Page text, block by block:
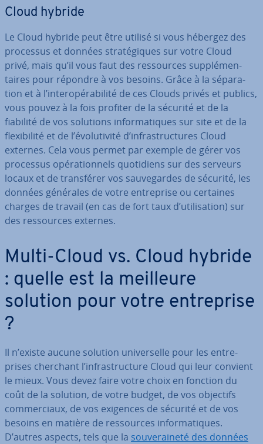
Cloud hybride
Le Cloud hybride peut être utilisé si vous hébergez des
processus et données stra­té­giques sur votre Cloud
privé, mais qu’il vous faut des res­sources sup­plé­men­
taires pour répondre à vos besoins. Grâce à la sé­pa­ra­
tion et à l’in­te­ro­pé­ra­bi­lité de ces Clouds privés et publics,
vous pouvez à la fois profiter de la sécurité et de la
fiabilité de vos solutions in­for­ma­tiques sur site et de la
flexi­bi­lité et de l’évo­lu­ti­vité d’in­fras­truc­tures Cloud
externes. Cela vous permet par exemple de gérer vos
processus opé­ra­tion­nels quo­ti­diens sur des serveurs
locaux et de trans­fé­rer vos sau­ve­gardes de sécurité, les
données générales de votre en­tre­prise ou certaines
charges de travail (en cas de fort taux d’uti­li­sa­tion) sur
des res­sources externes.
Multi-Cloud vs. Cloud hybride
: quelle est la meilleure
solution pour votre en­tre­prise
?
Il n’existe aucune solution uni­ver­selle pour les en­tre­
prises cherchant l’in­fras­truc­ture Cloud qui leur convient
le mieux. Vous devez faire votre choix en fonction du
coût de la solution, de votre budget, de vos objectifs
com­mer­ciaux, de vos exigences de sécurité et de vos
besoins en matière de res­sources in­for­ma­tiques.
D’autres aspects, tels que la sou­ve­rai­neté des données